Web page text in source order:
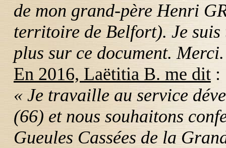
de mon grand-père Henri
territoire de Belfort). Je
plus sur ce document.
En 2016, Laëtitia B. me dit:
« Je travaille au service
(66) et nous souhaitons
Gueules Cassées de la